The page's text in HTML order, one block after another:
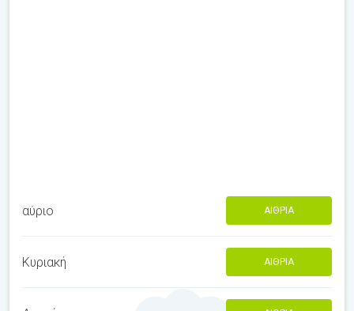
αύριο ΑΊΘΡΙΑ
Κυριακή ΑΊΘΡΙΑ